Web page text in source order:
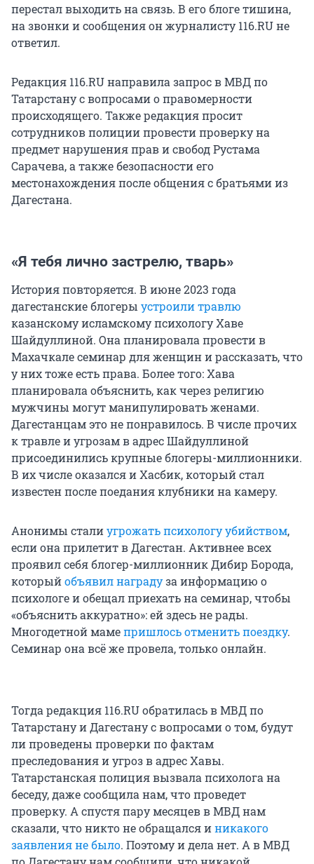
перестал выходить на связь. В его блоге тишина,
на звонки и сообщения он журналисту 116.RU не
ответил.
Редакция 116.RU направила запрос в МВД по
Татарстану с вопросами о правомерности
происходящего. Также редакция просит
сотрудников полиции провести проверку на
предмет нарушения прав и свобод Рустама
Сарачева, а также безопасности его
местонахождения после общения с братьями из
Дагестана.
«Я тебя лично застрелю, тварь»
История повторяется. В июне 2023 года
дагестанские блогеры устроили травлю
казанскому исламскому психологу Хаве
Шайдуллиной. Она планировала провести в
Махачкале семинар для женщин и рассказать, что
у них тоже есть права. Более того: Хава
планировала объяснить, как через религию
мужчины могут манипулировать женами.
Дагестанцам это не понравилось. В числе прочих
к травле и угрозам в адрес Шайдуллиной
присоединились крупные блогеры-миллионники.
В их числе оказался и Хасбик, который стал
известен после поедания клубники на камеру.
Анонимы сталиугрожать психологу убийством,
если она прилетит в Дагестан. Активнее всех
проявил себя блогер-миллионник Дибир Борода,
которыйобъявил наградуза информацию о
психологе и обещал приехать на семинар, чтобы
«объяснить аккуратно»: ей здесь не рады.
Многодетной мамепришлось отменить поездку.
Семинар она всё же провела, только онлайн.
Тогда редакция 116.RU обратилась в МВД по
Татарстану и Дагестану с вопросами о том, будут
ли проведены проверки по фактам
преследования и угроз в адрес Хавы.
Татарстанская полиция вызвала психолога на
беседу, даже сообщила нам, что проведет
проверку. А спустя пару месяцев в МВД нам
сказали, что никто не обращался иникакого
заявления не было. Поэтому и дела нет. А в МВД